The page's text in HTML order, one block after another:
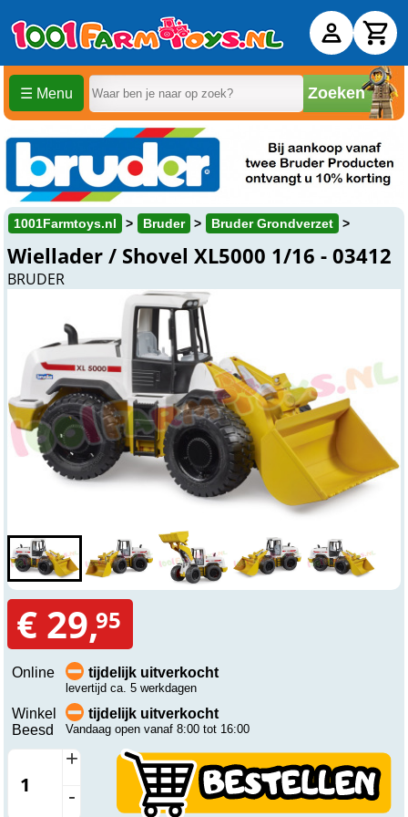
☰ Menu Zoeken
1001Farmtoys.nl Bruder Bruder Grondverzet
Wiellader / Shovel XL5000 1/16 - 03412
BRUDER
€ 29,95
Online tijdelijk uitverkocht
levertijd ca. 5 werkdagen
Winkel
Beesd
tijdelijk uitverkocht
Vandaag open vanaf 8:00 tot 16:00
+
-